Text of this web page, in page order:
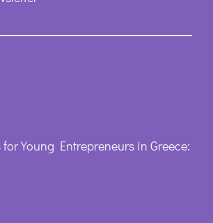
Young Entrepreneurs in Greece: